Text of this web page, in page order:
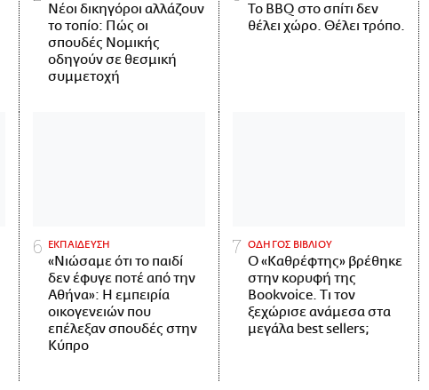
Νέοι δικηγόροι αλλάζουν
το τοπίο: Πώς οι
σπουδές Νομικής
οδηγούν σε θεσμική
συμμετοχή
Το BBQ στο σπίτι δεν
θέλει χώρο. Θέλει τρόπο.
ΕΚΠΑΙΔΕΥΣΗ
«Νιώσαμε ότι το παιδί
δεν έφυγε ποτέ από την
Αθήνα»: Η εμπειρία
οικογενειών που
επέλεξαν σπουδές στην
Κύπρο
ΟΔΗΓΟΣ ΒΙΒΛΙΟΥ
Ο «Καθρέφτης» βρέθηκε
στην κορυφή της
Bookvoice. Τι τον
ξεχώρισε ανάμεσα στα
μεγάλα best sellers;